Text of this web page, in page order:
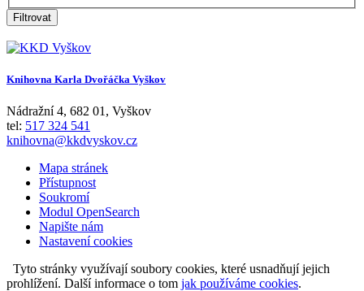
Filtrovat
Knihovna Karla Dvořáčka Vyškov
Nádražní 4, 682 01 , Vyškov
tel: 517 324 541
knihovna@kkdvyskov.cz
Mapa stránek
Přístupnost
Soukromí
Modul OpenSearch
Napište nám
Nastavení cookies
Tyto stránky využívají soubory cookies, které usnadňují jejich
prohlížení. Další informace o tom jak používáme cookies.